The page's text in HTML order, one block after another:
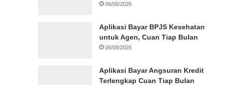
06/08/2026
Aplikasi Bayar BPJS Kesehatan
untuk Agen, Cuan Tiap Bulan
06/08/2026
Aplikasi Bayar Angsuran Kredit
Terlengkap Cuan Tiap Bulan